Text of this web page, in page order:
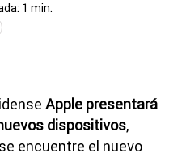
1 min.
Apple presentará
dispositivos,
encuentre el nuevo